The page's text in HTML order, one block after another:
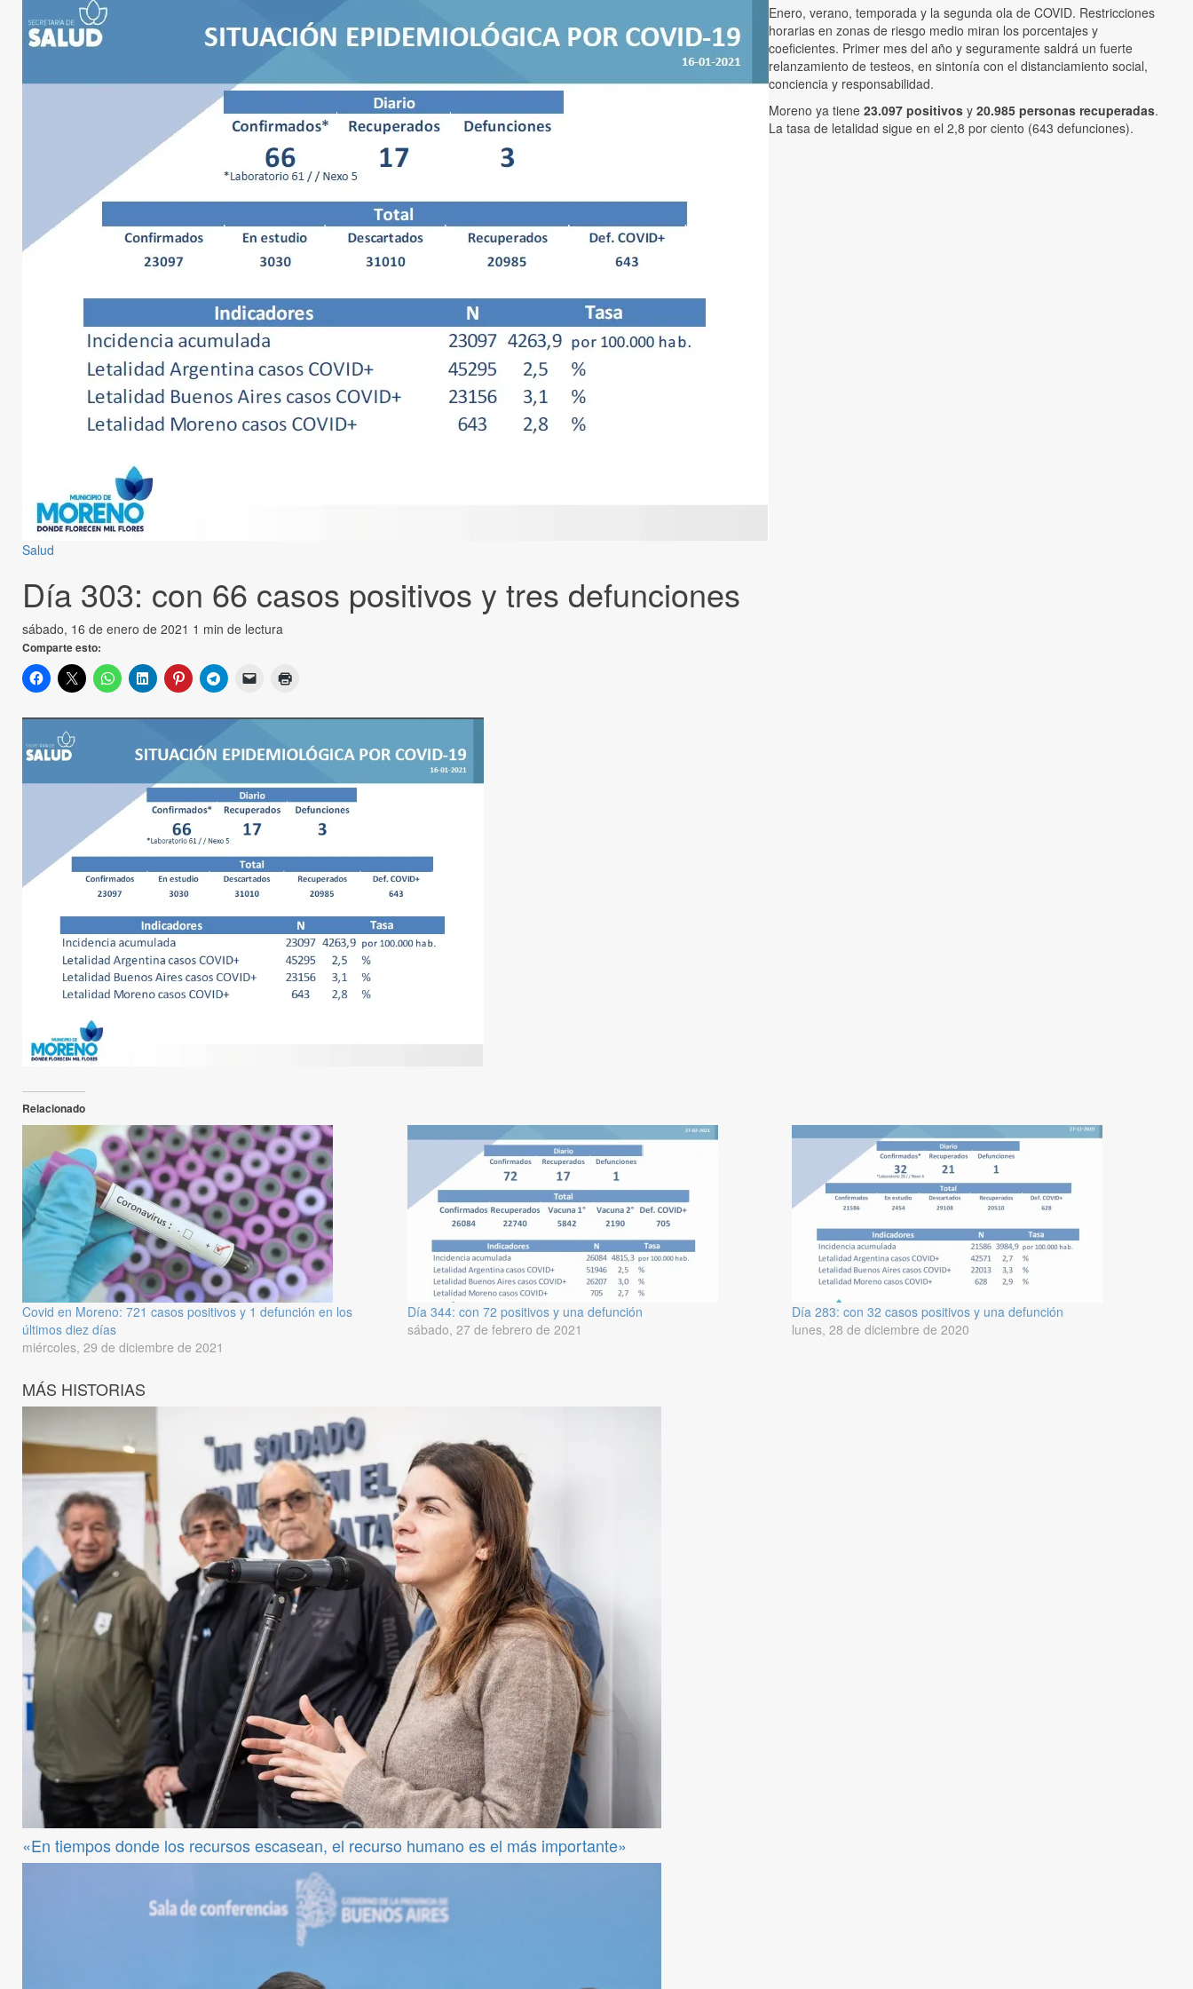
Salud
Día 303: con 66 casos positivos y tres defunciones
sábado, 16 de enero de 2021 1 min de lectura
Comparte esto:
Enero, verano, temporada y la segunda ola de COVID. Restricciones
horarias en zonas de riesgo medio miran los porcentajes y
coeficientes. Primer mes del año y seguramente saldrá un fuerte
relanzamiento de testeos, en sintonía con el distanciamiento social,
conciencia y responsabilidad.
Moreno ya tiene 23.097 positivos y 20.985 personas recuperadas.
La tasa de letalidad sigue en el 2,8 por ciento (643 defunciones).
Relacionado
Covid en Moreno: 721 casos positivos y 1 defunción en los
últimos diez días
miércoles, 29 de diciembre de 2021
Día 344: con 72 positivos y una defunción
sábado, 27 de febrero de 2021
Día 283: con 32 casos positivos y una defunción
lunes, 28 de diciembre de 2020
MÁS HISTORIAS
«En tiempos donde los recursos escasean, el recurso humano es el más importante»